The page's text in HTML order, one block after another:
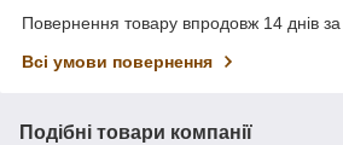
Повернення товару впродовж 14 днів
Всі умови повернення
Подібні товари компанії